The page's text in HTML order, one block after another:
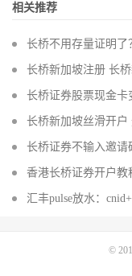
相关推荐
长桥不用存量证明了
长桥新加坡注册 长
长桥证券股票现金卡
长桥新加坡丝滑开户
长桥证券不输入邀请
香港长桥证券开户教
汇丰pulse放水：
©